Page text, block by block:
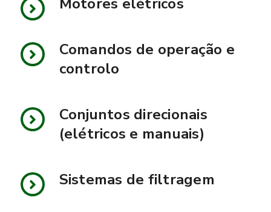
Comandos de operação e
controlo
Conjuntos direcionais
(elétricos e manuais)
Sistemas de filtragem